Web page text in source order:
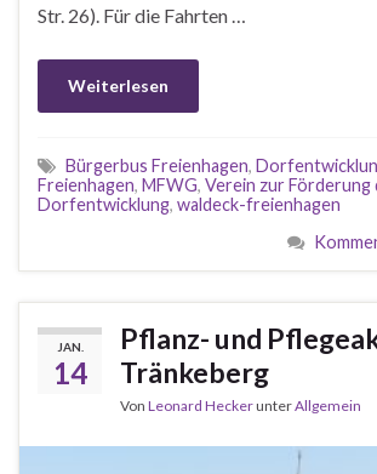
Str. 26). Für die Fahrten …
Weiterlesen
Bürgerbus Freienhagen,
Freienhagen, MFWG, Verein zur Förderung
Dorfentwicklung, waldeck-freienhagen
JAN.
14
Pflanz- und
Tränkeberg
Von Leonard HeckerunterAllgemein